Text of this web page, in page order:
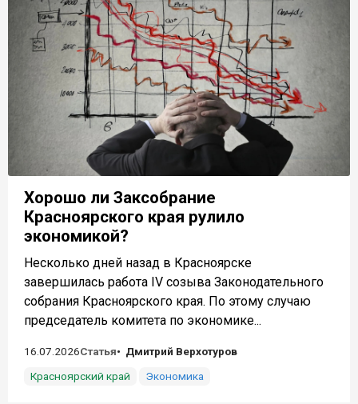
Хорошо ли Заксобрание
Красноярского края рулило
экономикой?
Несколько дней назад в Красноярске
завершилась работа IV созыва Законодательного
собрания Красноярского края. По этому случаю
председатель комитета по экономике...
16.07.2026Статья
Дмитрий Верхотуров
Красноярский край
Экономика